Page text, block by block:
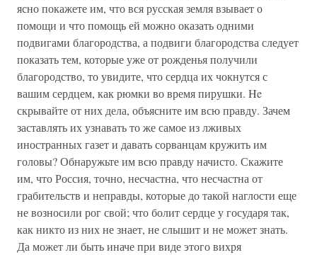
ясно покажете им, что вся русская земля взывает о
помощи и что помощь ей можно оказать одними
подвигами благородства, а подвиги благородства следует
показать тем, которые уже от рожденья получили
благородство, то увидите, что сердца их чокнутся с
вашим сердцем, как рюмки во время пирушки. He
скрывайте от них дела, объясните им всю правду. Зачем
заставлять их узнавать то же самое из лживых
иностранных газет и давать сорванцам кружить им
головы? Обнаружьте им всю правду начисто. Скажите
им, что Россия, точно, несчастна, что несчастна от
грабительств и неправды, которые до такой наглости еще
не возносили рог свой; что болит сердце у государя так,
как никто из них не знает, не слышит и не может знать.
Да может ли быть иначе при виде этого вихря